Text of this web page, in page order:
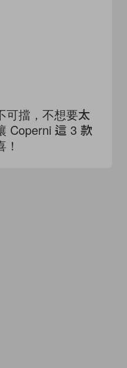
可擋，不想要太
Coperni 這 3 款